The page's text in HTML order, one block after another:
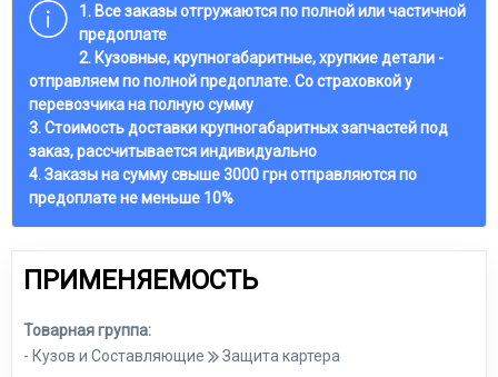
1. Все заказы отгружаются по полной или частичной
предоплате
2. Кузовные, крупногабаритные, хрупкие детали -
отправляем по полной предоплате. Со страховкой у
перевозчика на полную сумму
3. Стоимость доставки крупногабаритных запчастей под
заказ, рассчитывается индивидуально
4. Заказы на сумму свыше 3000 грн отправляются по
предоплате не меньше 10%
ПРИМЕНЯЕМОСТЬ
Товарная группа:
- Кузов и Составляющие
Защита картера